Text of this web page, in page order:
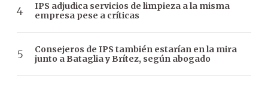
IPS adjudica servicios de limpieza a la misma
empresa pese a críticas
Consejeros de IPS también estarían en la mira
junto a Bataglia y Brítez, según abogado